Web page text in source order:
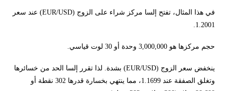
في هذا المثال، تفتح إلسا مركز شراء على الزوج (EUR/USD) عند سعر
1.2001.
حجم مركزها هو 3,000,000 وحدة أو 30 لوت قياسي.
ينخفض سعر الزوج (EUR/USD) بشدة. لذا تقرر إلسا الحد من خسائرها
وتغلق الصفقة عند 1.1699، مما ينتهي بخسارة قدرها 302 نقطة أو